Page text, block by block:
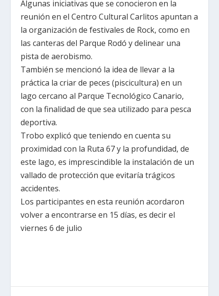
Algunas iniciativas que se conocieron en la
reunión en el Centro Cultural Carlitos apuntan a
la organización de festivales de Rock, como en
las canteras del Parque Rodó y delinear una
pista de aerobismo.
También se mencionó la idea de llevar a la
práctica la criar de peces (piscicultura) en un
lago cercano al Parque Tecnológico Canario,
con la finalidad de que sea utilizado para pesca
deportiva.
Trobo explicó que teniendo en cuenta su
proximidad con la Ruta 67 y la profundidad, de
este lago, es imprescindible la instalación de un
vallado de protección que evitaría trágicos
accidentes.
Los participantes en esta reunión acordaron
volver a encontrarse en 15 días, es decir el
viernes 6 de julio